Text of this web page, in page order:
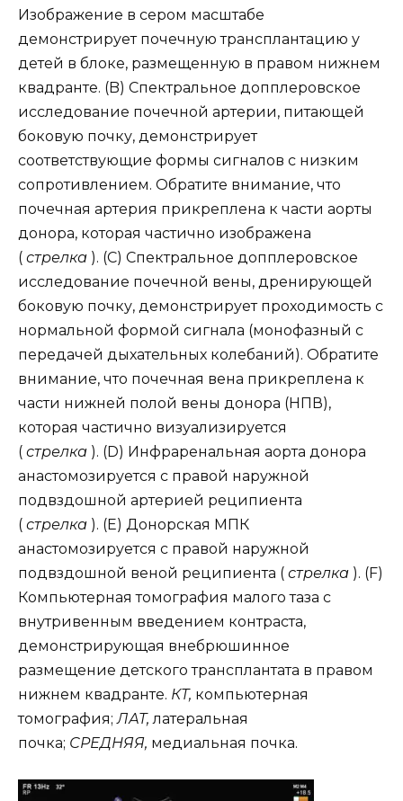
Изображение в сером масштабе
демонстрирует почечную трансплантацию у
детей в блоке, размещенную в правом нижнем
квадранте. (B) Спектральное допплеровское
исследование почечной артерии, питающей
боковую почку, демонстрирует
соответствующие формы сигналов с низким
сопротивлением. Обратите внимание, что
почечная артерия прикреплена к части аорты
донора, которая частично изображена
( стрелка ). (C) Спектральное допплеровское
исследование почечной вены, дренирующей
боковую почку, демонстрирует проходимость с
нормальной формой сигнала (монофазный с
передачей дыхательных колебаний). Обратите
внимание, что почечная вена прикреплена к
части нижней полой вены донора (НПВ),
которая частично визуализируется
( стрелка ). (D) Инфраренальная аорта донора
анастомозируется с правой наружной
подвздошной артерией реципиента
( стрелка ). (E) Донорская МПК
анастомозируется с правой наружной
подвздошной веной реципиента ( стрелка ). (F)
Компьютерная томография малого таза с
внутривенным введением контраста,
демонстрирующая внебрюшинное
размещение детского трансплантата в правом
нижнем квадранте. КТ, компьютерная
томография; ЛАТ, латеральная
почка; СРЕДНЯЯ, медиальная почка.